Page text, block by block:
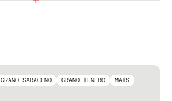
GRANO SARACENO GRANO TENERO
MAIS